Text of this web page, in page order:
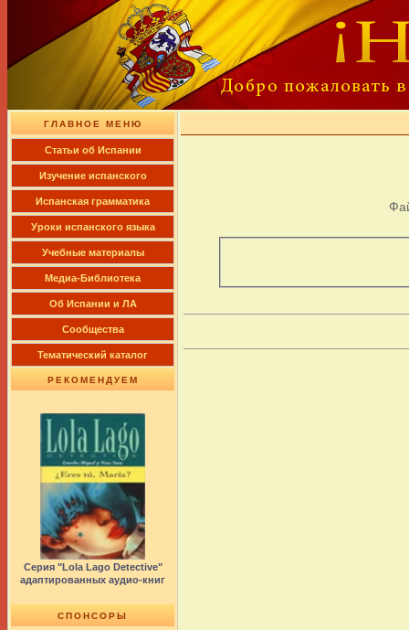
ГЛАВНОЕ МЕНЮ
Cтатьи об Испании
Изучение испанского
Испанская грамматика
Уроки испанского языка
Учебные материалы
Медиа-Библиотека
Об Испании и ЛА
Сообщества
Тематический каталог
РЕКОМЕНДУЕМ
Серия "Lola Lago Detective"
адаптированных аудио-книг
СПОНСОРЫ